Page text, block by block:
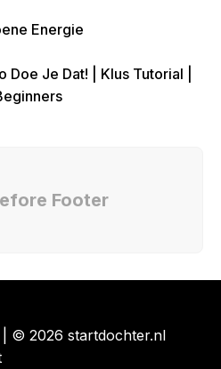
Energie
Doe Je Dat! | Klus Tutorial |
Footer
| © 2026 startdochter.nl